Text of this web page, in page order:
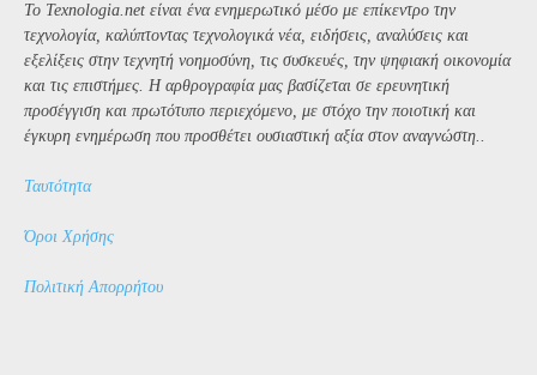
Το Texnologia.net είναι ένα ενημερωτικό μέσο με επίκεντρο την
τεχνολογία, καλύπτοντας τεχνολογικά νέα, ειδήσεις, αναλύσεις και
εξελίξεις στην τεχνητή νοημοσύνη, τις συσκευές, την ψηφιακή οικονομία
και τις επιστήμες. Η αρθρογραφία μας βασίζεται σε ερευνητική
προσέγγιση και πρωτότυπο περιεχόμενο, με στόχο την ποιοτική και
έγκυρη ενημέρωση που προσθέτει ουσιαστική αξία στον αναγνώστη..
Ταυτότητα
Όροι Χρήσης
Πολιτική Απορρήτου